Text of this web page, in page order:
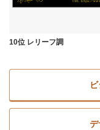
10位 レリーフ調
デ